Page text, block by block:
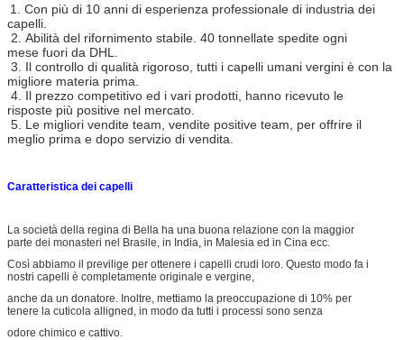
1. Con più di 10 anni di esperienza professionale di industria dei
capelli.
2. Abilità del rifornimento stabile. 40 tonnellate spedite ogni
mese fuori da DHL.
3. Il controllo di qualità rigoroso, tutti i capelli umani vergini è con la
migliore materia prima.
4. Il prezzo competitivo ed i vari prodotti, hanno ricevuto le
risposte più positive nel mercato.
5. Le migliori vendite team, vendite positive team, per offrire il
meglio prima e dopo servizio di vendita.
Caratteristica dei capelli
La società della regina di Bella ha una buona relazione con la maggior
parte dei monasteri nel Brasile, in India, in Malesia ed in Cina ecc.
Così abbiamo il previlige per ottenere i capelli crudi loro. Questo modo fa i
nostri capelli è completamente originale e vergine,
anche da un donatore. Inoltre, mettiamo la preoccupazione di 10% per
tenere la cuticola alligned, in modo da tutti i processi sono senza
odore chimico e cattivo.